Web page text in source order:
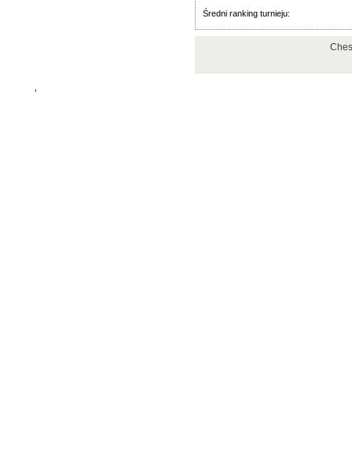
Średni ranking turnieju:
'